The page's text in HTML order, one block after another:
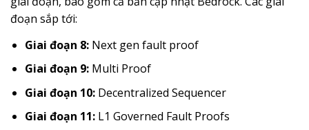
đoạn sắp tới:
Giai đoạn 8:Next gen fault proof
Giai đoạn 9:Multi Proof
Giai đoạn 10:Decentralized Sequencer
Giai đoạn 11:L1 Governed Fault Proofs